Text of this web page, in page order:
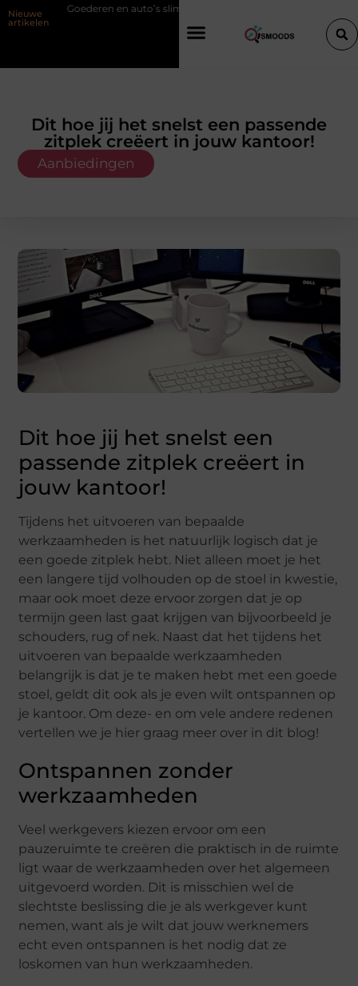
Nieuwe
artikelen
en auto’s slim verplaatsen met twee liften naast elkaar
Dit hoe jij het snelst een passende
zitplek creëert in jouw kantoor!
Aanbiedingen
Dit hoe jij het snelst een
passende zitplek creëert in
jouw kantoor!
Tijdens het uitvoeren van bepaalde
werkzaamheden is het natuurlijk logisch dat je
een goede zitplek hebt. Niet alleen moet je het
een langere tijd volhouden op de stoel in kwestie,
maar ook moet deze ervoor zorgen dat je op
termijn geen last gaat krijgen van bijvoorbeeld je
schouders, rug of nek. Naast dat het tijdens het
uitvoeren van bepaalde werkzaamheden
belangrijk is dat je te maken hebt met een goede
stoel, geldt dit ook als je even wilt ontspannen op
je kantoor. Om deze- en om vele andere redenen
vertellen we je hier graag meer over in dit blog!
Ontspannen zonder
werkzaamheden
Veel werkgevers kiezen ervoor om een
pauzeruimte te creëren die praktisch in de ruimte
ligt waar de werkzaamheden over het algemeen
uitgevoerd worden. Dit is misschien wel de
slechtste beslissing die je als werkgever kunt
nemen, want als je wilt dat jouw werknemers
echt even ontspannen is het nodig dat ze
loskomen van hun werkzaamheden.